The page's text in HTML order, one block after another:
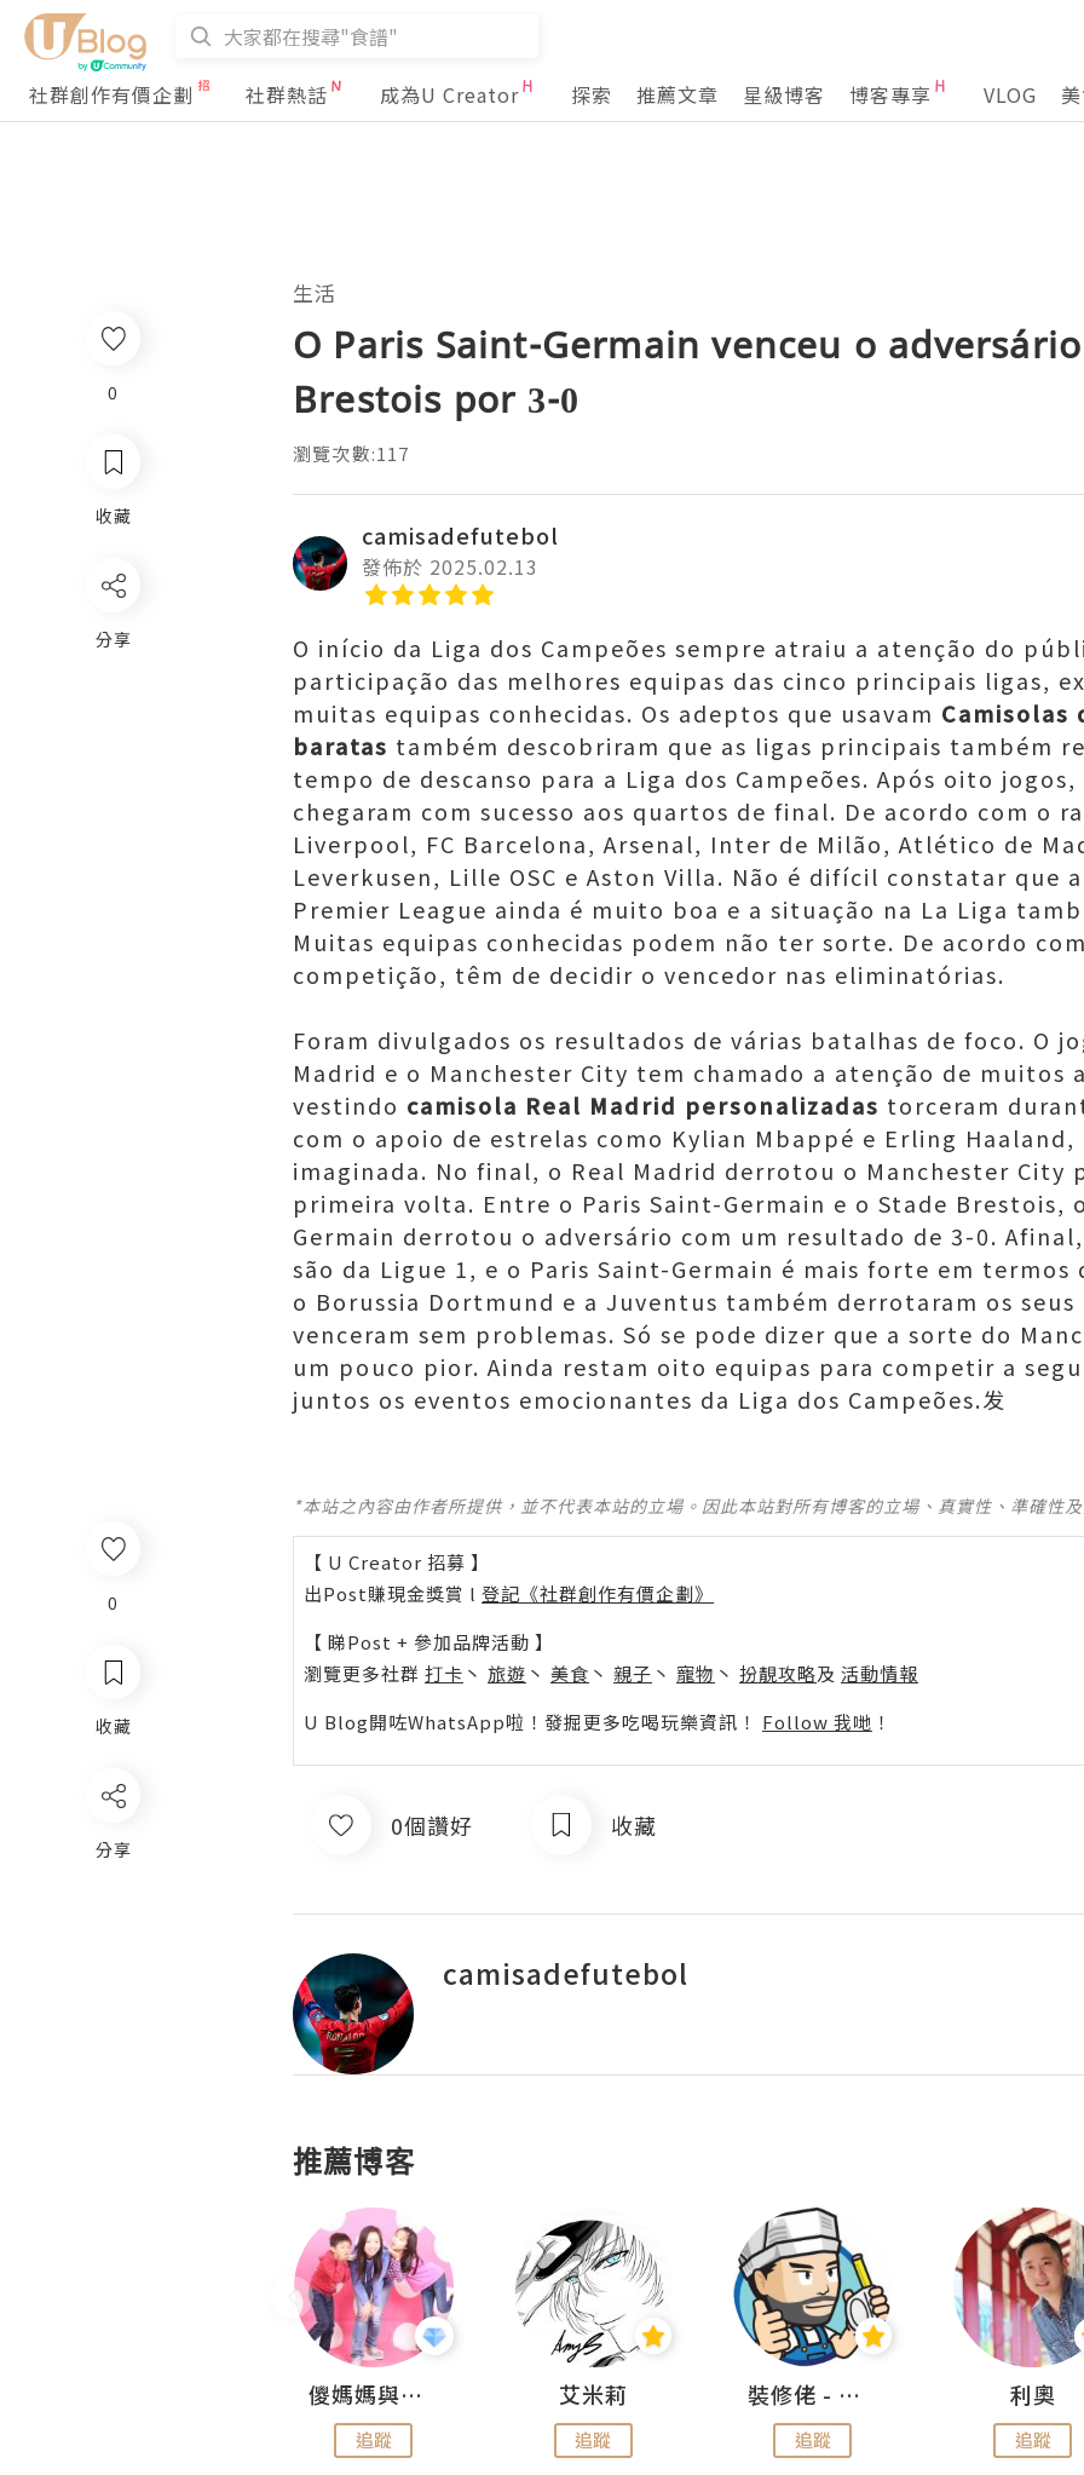
社群創作有價企劃 社群熱話 成為U Creator 探索 推薦文章 星級博客 博客專享 VLOG
0
收藏
分享
生活
O Paris Saint-Germain venceu o
Brestois por 3-0
瀏覽次數:117
camisadefutebol
發佈於 2025.02.13
O início da Liga dos Campeões sempre atraiu a atenção do
participação das melhores equipas das cinco principais ligas,
muitas equipas conhecidas. Os adeptos que usavam
baratas também descobriram que as ligas principais também
tempo de descanso para a Liga dos Campeões. Após oito
chegaram com sucesso aos quartos de final. De acordo com o
Liverpool, FC Barcelona, ​​​​Arsenal, Inter de Milão, Atlético de
Leverkusen, Lille OSC e Aston Villa. Não é difícil constatar que
Premier League ainda é muito boa e a situação na La Liga
Muitas equipas conhecidas podem não ter sorte. De acordo
competição, têm de decidir o vencedor nas eliminatórias.
Foram divulgados os resultados de várias batalhas de foco. O
Madrid e o Manchester City tem chamado a atenção de muitos
vestindo camisola Real Madrid personalizadas torceram
com o apoio de estrelas como Kylian Mbappé e Erling Haaland,
imaginada. No final, o Real Madrid derrotou o Manchester City
primeira volta. Entre o Paris Saint-Germain e o Stade Brestois,
Germain derrotou o adversário com um resultado de 3-0.
são da Ligue 1, e o Paris Saint-Germain é mais forte em termos
o Borussia Dortmund e a Juventus também derrotaram os seus
venceram sem problemas. Só se pode dizer que a sorte do
um pouco pior. Ainda restam oito equipas para competir a
juntos os eventos emocionantes da Liga dos Campeões.发
*本站之內容由作者所提供，並不代表本站的立場。因此本站對所有博客的立場、真實性、準確性
【 U Creator 招募 】
出Post賺現金獎賞 l 登記《社群創作有價企劃》
【 睇Post + 參加品牌活動 】
瀏覽更多社群 打卡 丶 旅遊 丶 美食 丶 親子 丶 寵物 丶 扮靚攻略及 活動情報
U Blog開咗WhatsApp啦！發掘更多吃喝玩樂資訊！ Follow 我哋 ！
0個讚好 收藏
camisadefutebol
推薦博客
儍媽媽與兩隻小魔怪之家
追蹤
艾米莉
追蹤
裝修佬 - 香港一站式網上裝修平台
追蹤
利奧
追蹤
0
收藏
分享